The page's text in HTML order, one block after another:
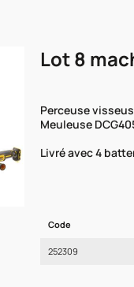
Lot 8
Perceuse
Meuleuse
Livré avec 4
Code
252309